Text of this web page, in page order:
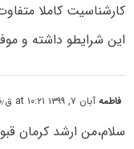
کارشناسیت کاملا
این شرایطو داشته و
فاطمهآبان ۷, ۱۳۹۹ at ۱۰:۲۱ ق٫ظ
سلام،من ارشد کرمان